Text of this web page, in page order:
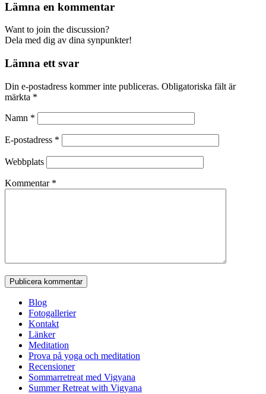
Lämna en kommentar
Want to join the discussion?
Dela med dig av dina synpunkter!
Lämna ett svar
Din e-postadress kommer inte publiceras. Obligatoriska fält är
märkta *
Namn *
E-postadress *
Webbplats
Kommentar *
Blog
Fotogallerier
Kontakt
Länker
Meditation
Prova på yoga och meditation
Recensioner
Sommarretreat med Vigyana
Summer Retreat with Vigyana